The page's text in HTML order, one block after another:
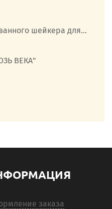
шейкера для...
ВЕКА"
заказа